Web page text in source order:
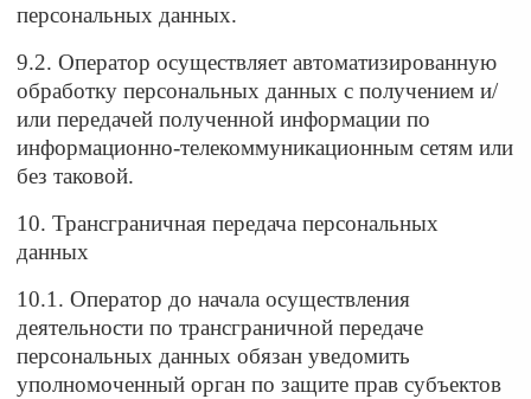
персональных данных.
9.2. Оператор осуществляет автоматизированную
обработку персональных данных с получением и/
или передачей полученной информации по
информационно-телекоммуникационным сетям или
без таковой.
10. Трансграничная передача персональных
данных
10.1. Оператор до начала осуществления
деятельности по трансграничной передаче
персональных данных обязан уведомить
уполномоченный орган по защите прав субъектов